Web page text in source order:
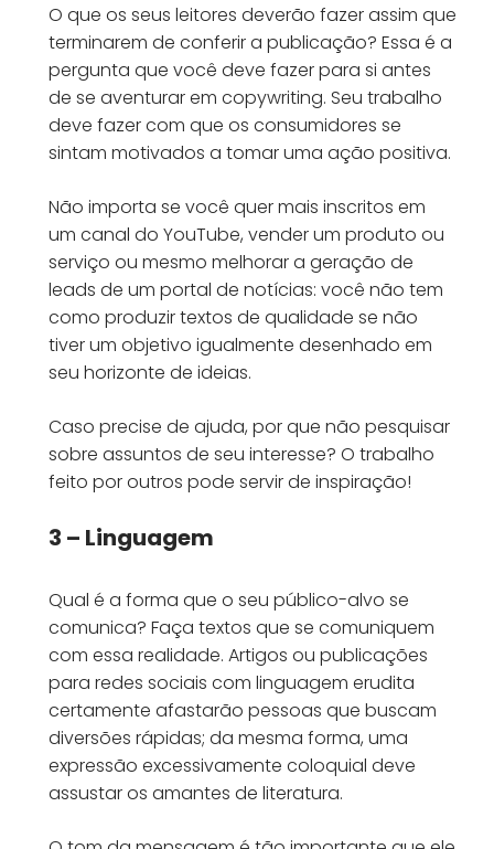
O que os seus leitores deverão fazer assim que
terminarem de conferir a publicação? Essa é a
pergunta que você deve fazer para si antes
de se aventurar em copywriting. Seu trabalho
deve fazer com que os consumidores se
sintam motivados a tomar uma ação positiva.
Não importa se você quer mais inscritos em
um canal do YouTube, vender um produto ou
serviço ou mesmo melhorar a geração de
leads de um portal de notícias: você não tem
como produzir textos de qualidade se não
tiver um objetivo igualmente desenhado em
seu horizonte de ideias.
Caso precise de ajuda, por que não pesquisar
sobre assuntos de seu interesse? O trabalho
feito por outros pode servir de inspiração!
3 – Linguagem
Qual é a forma que o seu público-alvo se
comunica? Faça textos que se comuniquem
com essa realidade. Artigos ou publicações
para redes sociais com linguagem erudita
certamente afastarão pessoas que buscam
diversões rápidas; da mesma forma, uma
expressão excessivamente coloquial deve
assustar os amantes de literatura.